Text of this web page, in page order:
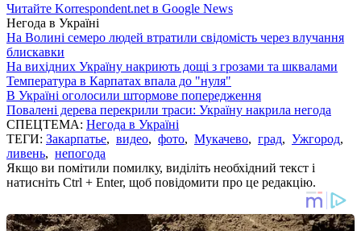
Читайте Korrespondent.net в Google News
Негода в Україні
На Волині семеро людей втратили свідомість через влучання
блискавки
На вихідних Україну накриють дощі з грозами та шквалами
Температура в Карпатах впала до "нуля"
В Україні оголосили штормове попередження
Повалені дерева перекрили траси: Україну накрила негода
СПЕЦТЕМА: Негода в Україні
ТЕГИ: Закарпатье, видео, фото, Мукачево, град, Ужгород,
ливень, непогода
Якщо ви помітили помилку, виділіть необхідний текст і
натисніть Ctrl + Enter, щоб повідомити про це редакцію.